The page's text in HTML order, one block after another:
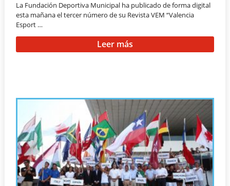
La Fundación Deportiva Municipal ha publicado de forma digital
esta mañana el tercer número de su Revista VEM “Valencia
Esport …
Leer más